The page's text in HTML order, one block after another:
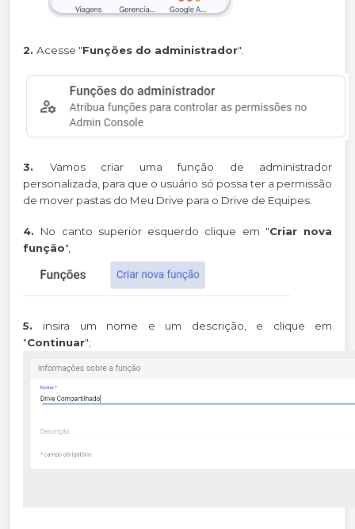
2. Acesse "Funções do administrador".
3. Vamos criar uma função de administrador
personalizada, para que o usuário só possa ter a permissão
de mover pastas do Meu Drive para o Drive de Equipes.
4. No canto superior esquerdo clique em "Criar nova
função",
5. insira um nome e um descrição, e clique em
"Continuar";